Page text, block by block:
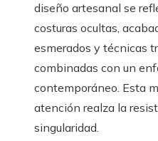
diseño artesanal se
costuras ocultas,
esmerados y técnicas
combinadas con un
contemporáneo. Esta
atención realza la
singularidad.